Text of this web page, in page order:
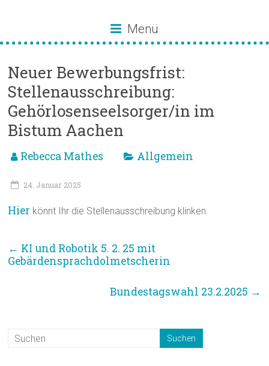
Menü
Neuer Bewerbungsfrist:
Stellenausschreibung:
Gehörlosenseelsorger/in im
Bistum Aachen
Rebecca Mathes Allgemein
24. Januar 2025
Hier könnt Ihr die Stellenausschreibung klinken.
← KI und Robotik 5. 2. 25 mit
Gebärdensprachdolmetscherin
Bundestagswahl 23.2.2025 →